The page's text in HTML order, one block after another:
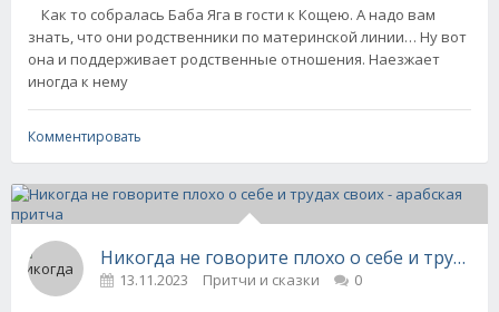
Как то собралась Баба Яга в гости к Кощею. А надо вам
знать, что они родственники по материнской линии… Ну вот
она и поддерживает родственные отношения. Наезжает
иногда к нему
Комментировать
Никогда не говорите плохо о себе и трудах
13.11.2023 Притчи и сказки 0